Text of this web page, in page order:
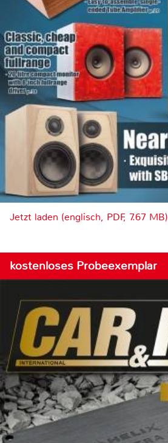
Jetzt laden (englisch, PDF, 7.67 MB)
kostenloses Probeexemplar